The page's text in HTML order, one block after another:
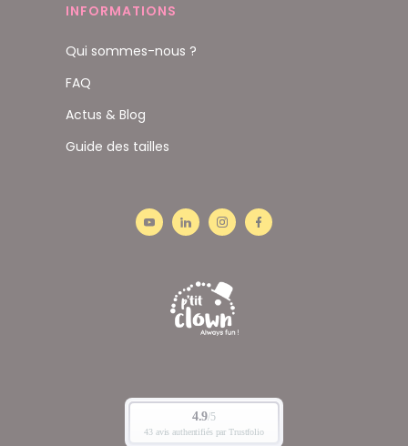
INFORMATIONS
Qui sommes-nous ?
FAQ
Actus & Blog
Guide des tailles